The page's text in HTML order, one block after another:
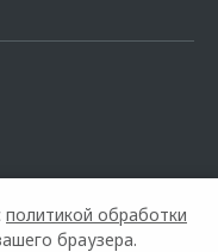
политикой обработки
браузера.